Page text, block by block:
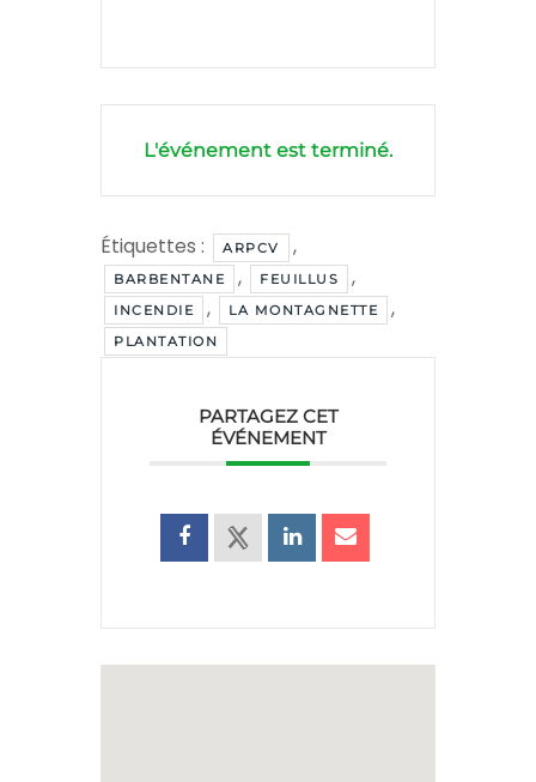
L'événement est terminé.
Étiquettes : ARPCV ,
BARBENTANE , FEUILLUS ,
INCENDIE , LA MONTAGNETTE ,
PLANTATION
PARTAGEZ CET
ÉVÉNEMENT